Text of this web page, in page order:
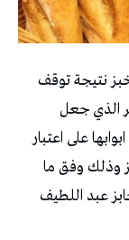
نتيجة توقف
الذي جعل
على اعتبار
وذلك وفق ما
عبد اللطيف